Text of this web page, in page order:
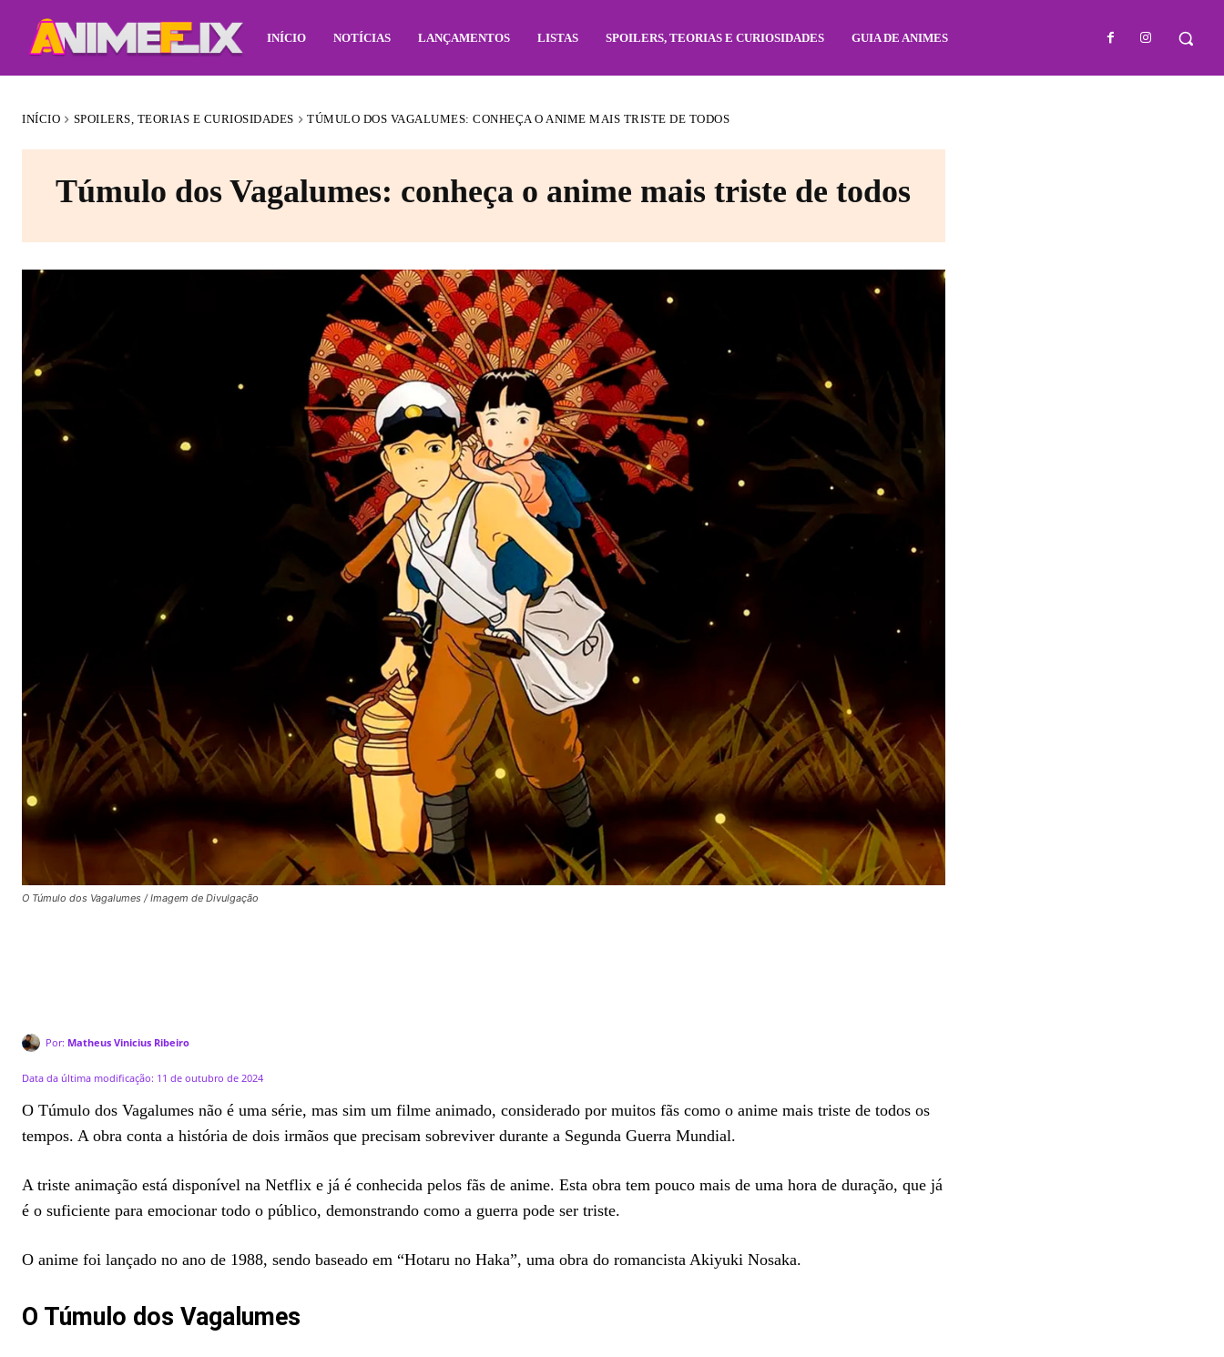
INÍCIO NOTÍCIAS LANÇAMENTOS LISTAS SPOILERS, TEORIAS E CURIOSIDADES GUIA DE ANIMES
INÍCIO SPOILERS, TEORIAS E CURIOSIDADES TÚMULO DOS VAGALUMES: CONHEÇA O ANIME MAIS TRISTE DE TODOS
Túmulo dos Vagalumes: conheça o anime mais triste de todos
O Túmulo dos Vagalumes / Imagem de Divulgação
Por: Matheus Vinicius Ribeiro
Data da última modificação: 11 de outubro de 2024
O Túmulo dos Vagalumes não é uma série, mas sim um filme animado, considerado por muitos fãs como o anime mais triste de todos os
tempos. A obra conta a história de dois irmãos que precisam sobreviver durante a Segunda Guerra Mundial.
A triste animação está disponível na Netflix e já é conhecida pelos fãs de anime. Esta obra tem pouco mais de uma hora de duração, que já
é o suficiente para emocionar todo o público, demonstrando como a guerra pode ser triste.
O anime foi lançado no ano de 1988, sendo baseado em “Hotaru no Haka”, uma obra do romancista Akiyuki Nosaka.
O Túmulo dos Vagalumes